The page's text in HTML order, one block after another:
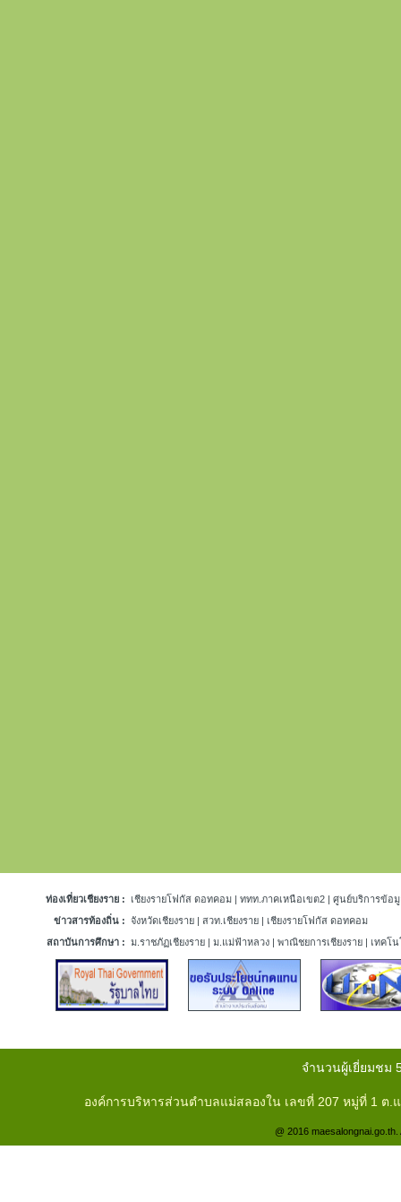
ท่องเที่ยวเชียงราย : เชียงรายโฟกัส ดอทคอม | ททท.ภาคเหนือเขต2 | ศูนย์บริการข้อมู
ข่าวสารท้องถิ่น : จังหวัดเชียงราย | สวท.เชียงราย | เชียงรายโฟกัส ดอทคอม
สถาบันการศึกษา : ม.ราชภัฏเชียงราย | ม.แม่ฟ้าหลวง | พาณิชยการเชียงราย | เทคโน
จำนวนผู้เยี่ยมชม
องค์การบริหารส่วนตำบลแม่สลองใน เลขที่ 207 หมู่ที่ 1 ต.
@ 2016